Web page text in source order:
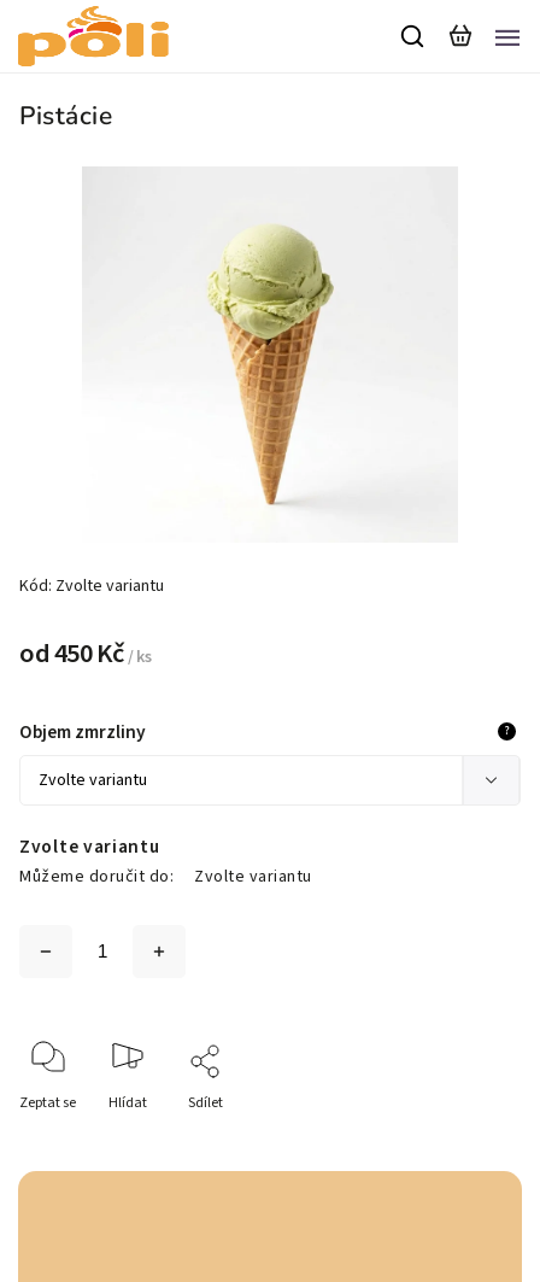
Pistácie
Kód: Zvolte variantu
od450 Kč/ ks
Zvolte variantu
Můžeme doručit do: Zvolte variantu
Objem zmrzliny ?
Zeptat se Hlídat Sdílet